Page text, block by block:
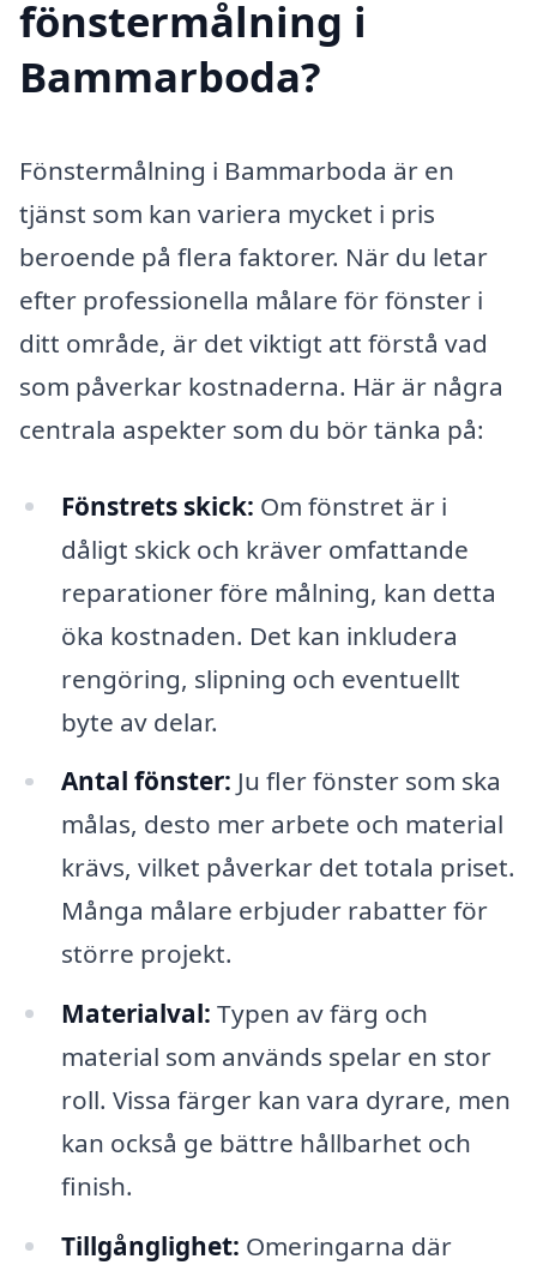
fönstermålning i
Bammarboda?
Fönstermålning i Bammarboda är en
tjänst som kan variera mycket i pris
beroende på flera faktorer. När du letar
efter professionella målare för fönster i
ditt område, är det viktigt att förstå vad
som påverkar kostnaderna. Här är några
centrala aspekter som du bör tänka på:
Fönstrets skick: Om fönstret är i
dåligt skick och kräver omfattande
reparationer före målning, kan detta
öka kostnaden. Det kan inkludera
rengöring, slipning och eventuellt
byte av delar.
Antal fönster: Ju fler fönster som ska
målas, desto mer arbete och material
krävs, vilket påverkar det totala priset.
Många målare erbjuder rabatter för
större projekt.
Materialval: Typen av färg och
material som används spelar en stor
roll. Vissa färger kan vara dyrare, men
kan också ge bättre hållbarhet och
finish.
Tillgånglighet: Omeringarna där